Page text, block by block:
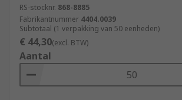
RS-stocknr. 868-8885
Fabrikantnummer 4404.0039
Subtotaal (1 verpakking van 50 eenheden)
€ 44,30(excl. BTW)
Aantal